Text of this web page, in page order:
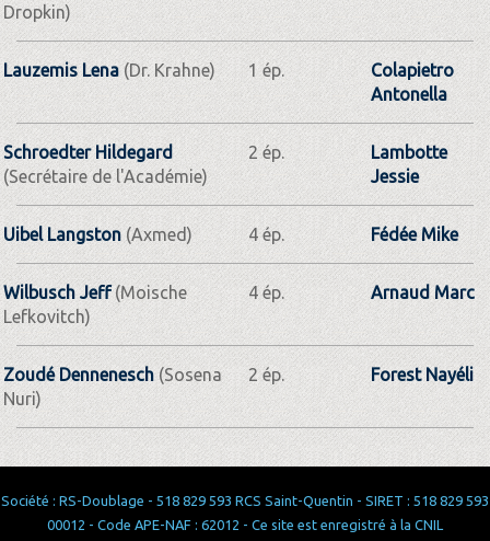
Dropkin)
Lauzemis Lena (Dr. Krahne) 1 ép.
Colapietro
Antonella
Schroedter Hildegard
(Secrétaire de l'Académie)
2 ép.
Lambotte
Jessie
Uibel Langston (Axmed) 4 ép. Fédée Mike
Wilbusch Jeff(Moische
Lefkovitch)
4 ép. Arnaud Marc
Zoudé Dennenesch (Sosena
Nuri)
2 ép. Forest Nayéli
Société : RS-Doublage - 518 829 593 RCS Saint-Quentin - SIRET : 518 829 593
00012 - Code APE-NAF : 62012 - Ce site est enregistré à la CNIL